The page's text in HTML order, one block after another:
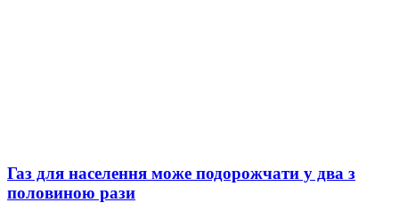
Газ для населення може подорожчати у два з
половиною рази